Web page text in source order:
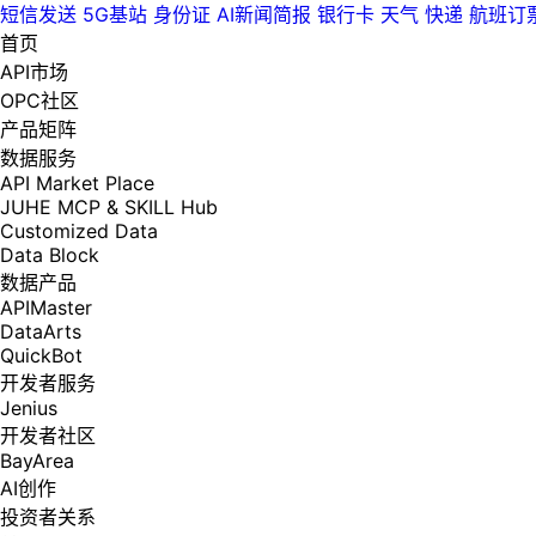
短信发送 5G基站 身份证 AI新闻简报 银行卡 天气 快递 航班订
首页
API市场
OPC社区
产品矩阵
数据服务
API Market Place
JUHE MCP & SKILL Hub
Customized Data
Data Block
数据产品
APIMaster
DataArts
QuickBot
开发者服务
Jenius
开发者社区
BayArea
AI创作
投资者关系